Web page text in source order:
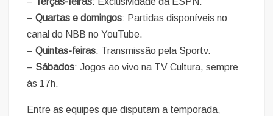
–Quartas e domingos: Partidas disponíveis no
canal do NBB no YouTube.
–Quintas-feiras: Transmissão pela Sportv.
– Sábados: Jogos ao vivo na TV Cultura, sempre
às 17h.
Entre as equipes que disputam a temporada,